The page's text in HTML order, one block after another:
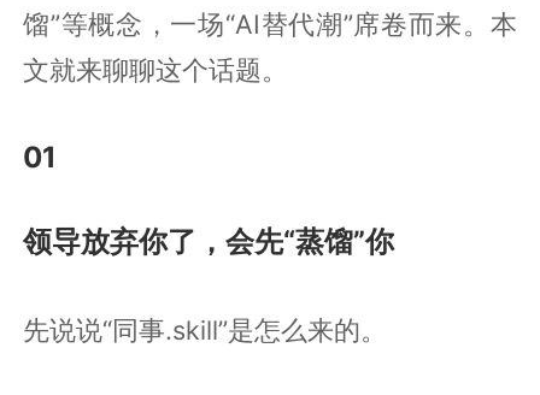
馏”等概念，一场“AI替代潮”席卷而来。本
文就来聊聊这个话题。
01
领导放弃你了，会先“蒸馏”你
先说说“同事.skill”是怎么来的。